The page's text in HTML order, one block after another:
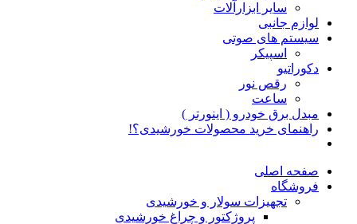
سایر ابزارآلات
لوازم جانبی
سیستم های صوتی
اسپیکر
دکوراتیو
رقص نور
ساعت
مبدل برق خودرو ( اینورتر )
راهنمای خرید محصولات خورشیدی؟!
صفحه اصلی
فروشگاه
تجهیزات سولار و خورشیدی
پروژکتور و چراغ خورشیدی